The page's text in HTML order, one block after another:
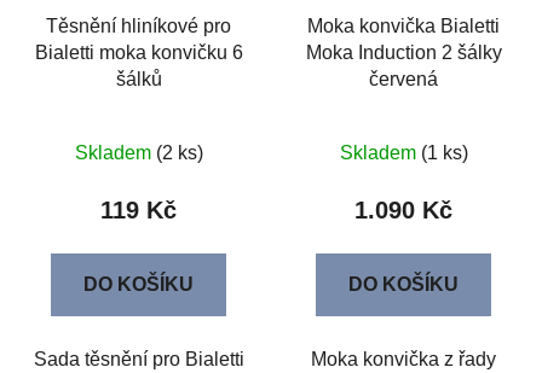
Těsnění hliníkové pro
Bialetti moka konvičku 6
šálků
Skladem (2 ks)
119 Kč
DO KOŠÍKU
Sada těsnění pro Bialetti
Moka konvička Bialetti
Moka Induction 2 šálky
červená
Skladem (1 ks)
1.090 Kč
DO KOŠÍKU
Moka konvička z řady